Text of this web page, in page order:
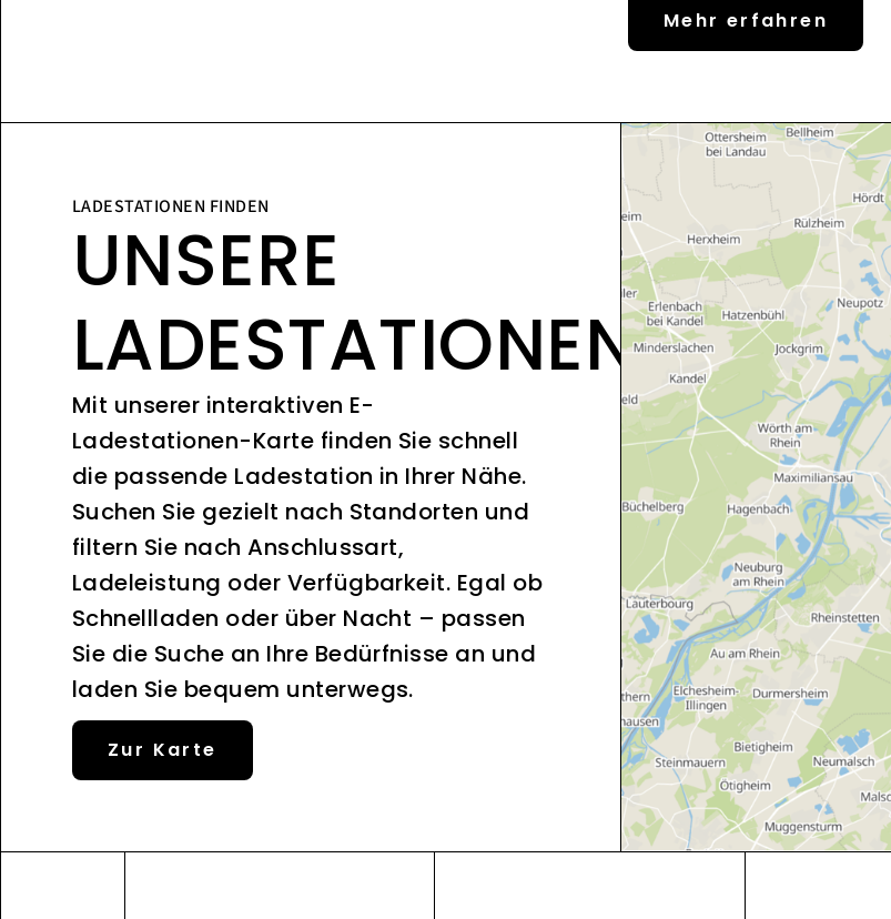
Mehr erfahren
LADESTATIONEN FINDEN
UNSERE
LADESTATIONEN
Mit unserer interaktiven E-
Ladestationen-Karte finden Sie schnell
die passende Ladestation in Ihrer Nähe.
Suchen Sie gezielt nach Standorten und
filtern Sie nach Anschlussart,
Ladeleistung oder Verfügbarkeit. Egal ob
Schnellladen oder über Nacht – passen
Sie die Suche an Ihre Bedürfnisse an und
laden Sie bequem unterwegs.
Zur Karte